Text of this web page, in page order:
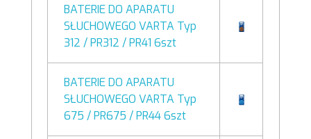
BATERIE DO APARATU
SŁUCHOWEGO VARTA Typ
312 / PR312 / PR41 6szt
BATERIE DO APARATU
SŁUCHOWEGO VARTA Typ
675 / PR675 / PR44 6szt